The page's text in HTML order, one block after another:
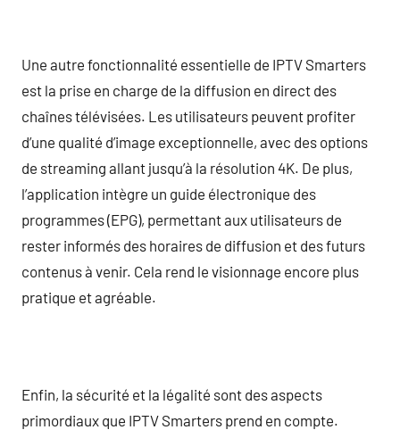
Une autre fonctionnalité essentielle de IPTV Smarters
est la prise en charge de la diffusion en direct des
chaînes télévisées. Les utilisateurs peuvent profiter
d’une qualité d’image exceptionnelle, avec des options
de streaming allant jusqu’à la résolution 4K. De plus,
l’application intègre un guide électronique des
programmes (EPG), permettant aux utilisateurs de
rester informés des horaires de diffusion et des futurs
contenus à venir. Cela rend le visionnage encore plus
pratique et agréable.
Enfin, la sécurité et la légalité sont des aspects
primordiaux que IPTV Smarters prend en compte.